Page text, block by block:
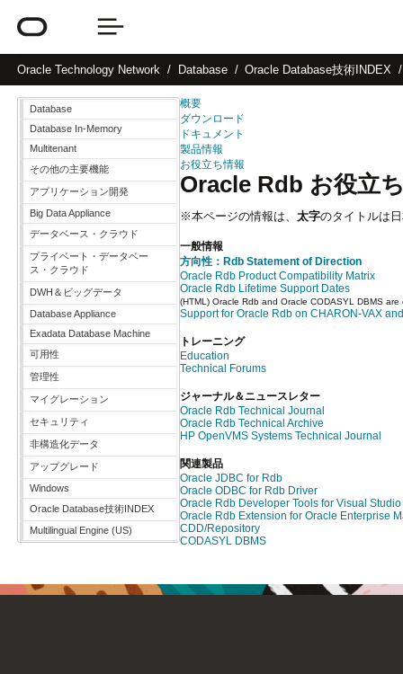
Oracle Technology Network Database Oracle Database技術INDEX
Database
Database In-Memory
Multitenant
その他の主要機能
アプリケーション開発
Big Data Appliance
データベース・クラウド
プライベート・データベー
ス・クラウド
DWH＆ビッグデータ
Database Appliance
Exadata Database Machine
可用性
管理性
マイグレーション
セキュリティ
非構造化データ
アップグレード
Windows
Oracle Database技術INDEX
Multilingual Engine (US)
概要
ダウンロード
ドキュメント
製品情報
お役立ち情報
Oracle Rdb お役立
※本ページの情報は、 太字のタイトルは
一般情報
方向性：Rdb Statement of Direction
Oracle Rdb Product Compatibility Matrix
Oracle Rdb Lifetime Support Dates
(HTML) Oracle Rdb and Oracle CODASYL DBMS
Support for Oracle Rdb on CHARON-VAX
トレーニング
Education
Technical Forums
ジャーナル＆ニュースレター
Oracle Rdb Technical Journal
Oracle Rdb Technical Archive
HP OpenVMS Systems Technical Journal
関連製品
Oracle JDBC for Rdb
Oracle ODBC for Rdb Driver
Oracle Rdb Developer Tools for Visual Studio
Oracle Rdb Extension for Oracle Enterprise
CDD/Repository
CODASYL DBMS